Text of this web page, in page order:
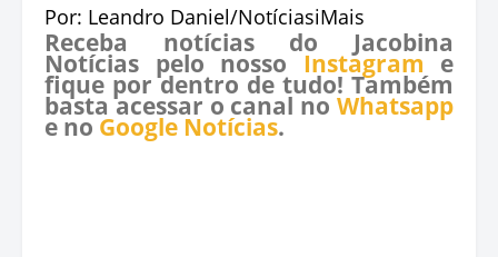
Por: Leandro Daniel/NotíciasiMais
Receba notícias do Jacobina
Notícias pelo nosso Instagram e
fique por dentro de tudo! Também
basta acessar o canal no Whatsapp
e no Google Notícias.